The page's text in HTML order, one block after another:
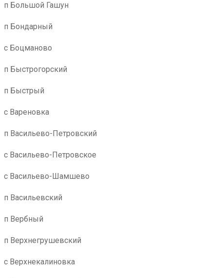
п Большой Гашун
п Бондарный
с Боцманово
п Быстрогорский
п Быстрый
с Вареновка
п Васильево-Петровский
с Васильево-Петровское
с Васильево-Шамшево
п Васильевский
п Вербный
п Верхнегрушевский
с Верхнекалиновка